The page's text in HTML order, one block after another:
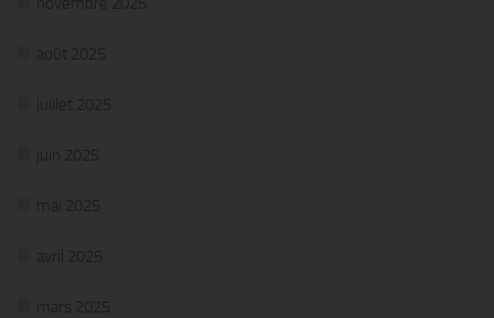
août 2025
juillet 2025
juin 2025
mai 2025
avril 2025
mars 2025